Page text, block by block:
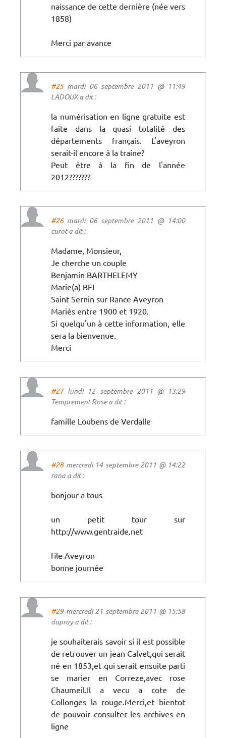
naissance de cette dernière (née vers
1858)
Merci par avance
#25mardi 06 septembre 2011 @ 11:49
LADOUX a dit :
la numérisation en ligne gratuite est
faite dans la quasi totalité des
départements français. L'aveyron
serait-il encore à la traine?
Peut être à la fin de l'année
2012???????
#26mardi 06 septembre 2011 @ 14:00
curot a dit :
Madame, Monsieur,
Je cherche un couple
Benjamin BARTHELEMY
Marie(a) BEL
Saint Sernin sur Rance Aveyron
Mariés entre 1900 et 1920.
Si quelqu'un à cette information, elle
sera la bienvenue.
Merci
#27lundi 12 septembre 2011 @ 13:29
Temprement Rose a dit :
famille Loubens de Verdalle
#28mercredi 14 septembre 2011 @ 14:22
rana a dit :
bonjour a tous
un petit tour sur
http://www.gentraide.net
file Aveyron
bonne journée
#29mercredi 21 septembre 2011 @ 15:58
dupray a dit :
je souhaiterais savoir si il est possible
de retrouver un jean Calvet,qui serait
né en 1853,et qui serait ensuite parti
se marier en Correze,avec rose
Chaumeil.Il a vecu a cote de
Collonges la rouge.Merci,et bientot
de pouvoir consulter les archives en
ligne